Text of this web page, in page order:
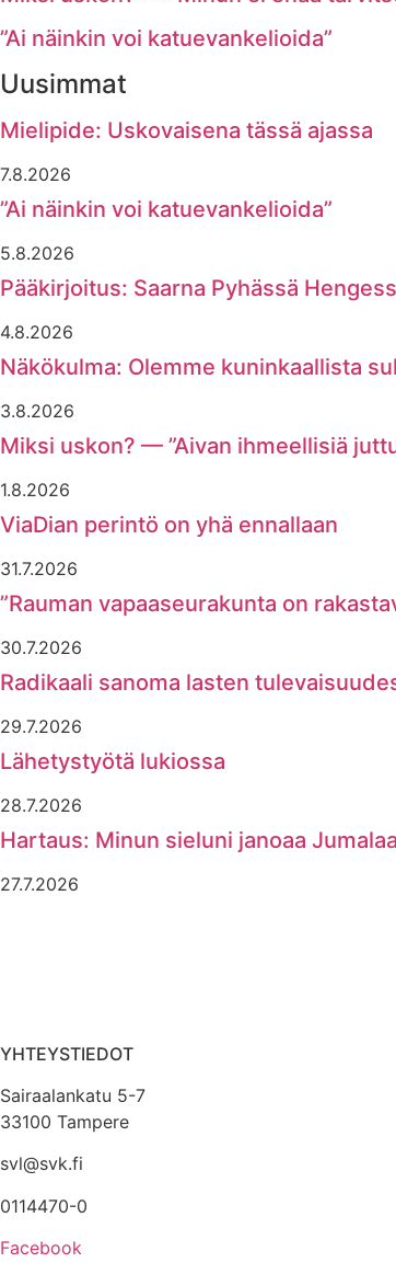
”Ai näinkin voi katuevankelioida”
Uusimmat
Mielipide: Uskovaisena tässä ajassa
7.8.2026
”Ai näinkin voi katuevankelioida”
5.8.2026
Pääkirjoitus: Saarna Pyhässä
4.8.2026
Näkökulma: Olemme kuninkaallista
3.8.2026
Miksi uskon? — ”Aivan ihmeellisiä
1.8.2026
ViaDian perintö on yhä ennallaan
31.7.2026
”Rauman vapaaseurakunta on
30.7.2026
Radikaali sanoma lasten
29.7.2026
Lähetystyötä lukiossa
28.7.2026
Hartaus: Minun sieluni janoaa Jumalaa
27.7.2026
YHTEYSTIEDOT
Sairaalankatu 5-7
33100 Tampere
svl@svk.fi
0114470-0
Facebook